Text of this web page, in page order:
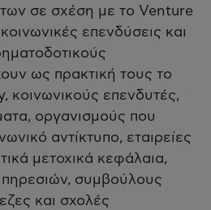
σε σχέση με το Venture
επενδύσεις και
ως πρακτική τους το
επενδυτές,
οργανισμούς που
αντίκτυπο, εταιρείες
μετοχικά κεφάλαια,
συμβούλους
και σχολές